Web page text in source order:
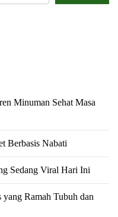
Minuman Sehat Masa
Berbasis Nabati
Sedang Viral Hari Ini
Ramah Tubuh dan